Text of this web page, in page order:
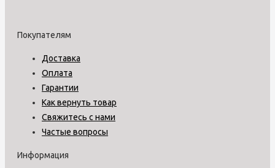
Покупателям
Доставка
Оплата
Гарантии
Как вернуть товар
Свяжитесь с нами
Частые вопросы
Информация